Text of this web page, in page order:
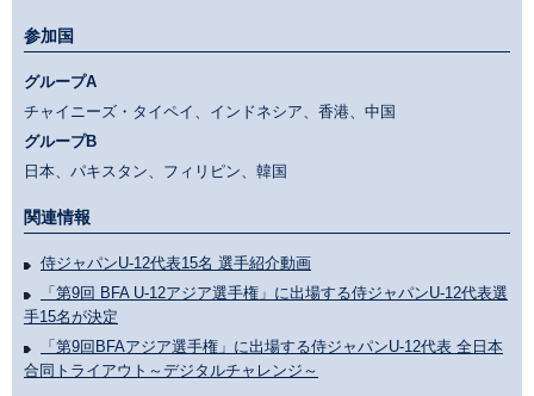
参加国
グループA
チャイニーズ・タイペイ、インドネシア、香港、中国
グループB
日本、パキスタン、フィリピン、韓国
関連情報
侍ジャパンU-12代表15名 選手紹介動画
「第9回 BFA U-12アジア選手権」に出場する侍ジャパンU-12代表選
手15名が決定
「第9回BFAアジア選手権」に出場する侍ジャパンU-12代表 全日本
合同トライアウト～デジタルチャレンジ～